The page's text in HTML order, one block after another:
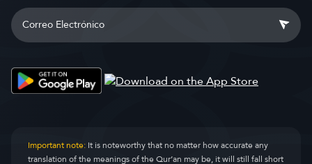
Important note:It is noteworthy that no matter how accurate any
translation of the meanings of the Qur’an may be, it will still fall short